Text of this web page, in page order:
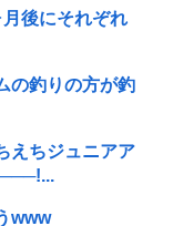
後にそれぞれ
の釣りの方が釣
えちジュニアア
www